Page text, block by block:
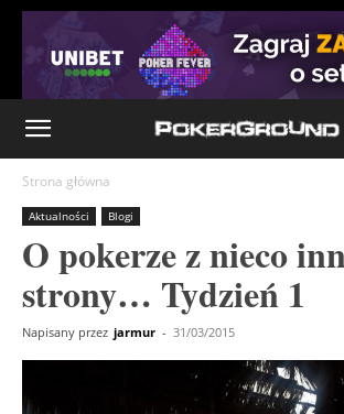
Strona główna
Aktualności Blogi
O pokerze z nieco
strony… Tydzień 1
Napisany przez jarmur - 31/03/2015